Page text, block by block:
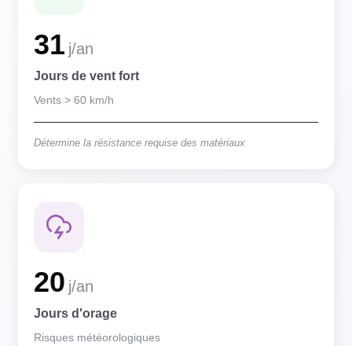
31 j/an
Jours de vent fort
Vents > 60 km/h
Détermine la résistance requise des matériaux
20 j/an
Jours d'orage
Risques météorologiques